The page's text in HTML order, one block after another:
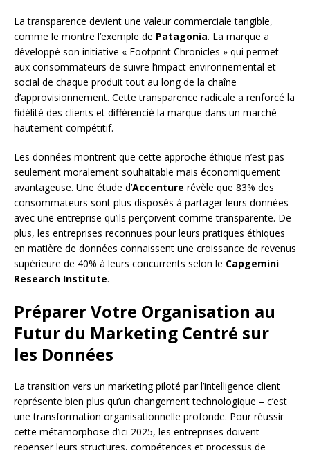
La transparence devient une valeur commerciale tangible,
comme le montre l’exemple de Patagonia. La marque a
développé son initiative « Footprint Chronicles » qui permet
aux consommateurs de suivre l’impact environnemental et
social de chaque produit tout au long de la chaîne
d’approvisionnement. Cette transparence radicale a renforcé la
fidélité des clients et différencié la marque dans un marché
hautement compétitif.
Les données montrent que cette approche éthique n’est pas
seulement moralement souhaitable mais économiquement
avantageuse. Une étude d’Accenture révèle que 83% des
consommateurs sont plus disposés à partager leurs données
avec une entreprise qu’ils perçoivent comme transparente. De
plus, les entreprises reconnues pour leurs pratiques éthiques
en matière de données connaissent une croissance de revenus
supérieure de 40% à leurs concurrents selon le Capgemini
Research Institute.
Préparer Votre Organisation au
Futur du Marketing Centré sur
les Données
La transition vers un marketing piloté par l’intelligence client
représente bien plus qu’un changement technologique – c’est
une transformation organisationnelle profonde. Pour réussir
cette métamorphose d’ici 2025, les entreprises doivent
repenser leurs structures, compétences et processus de